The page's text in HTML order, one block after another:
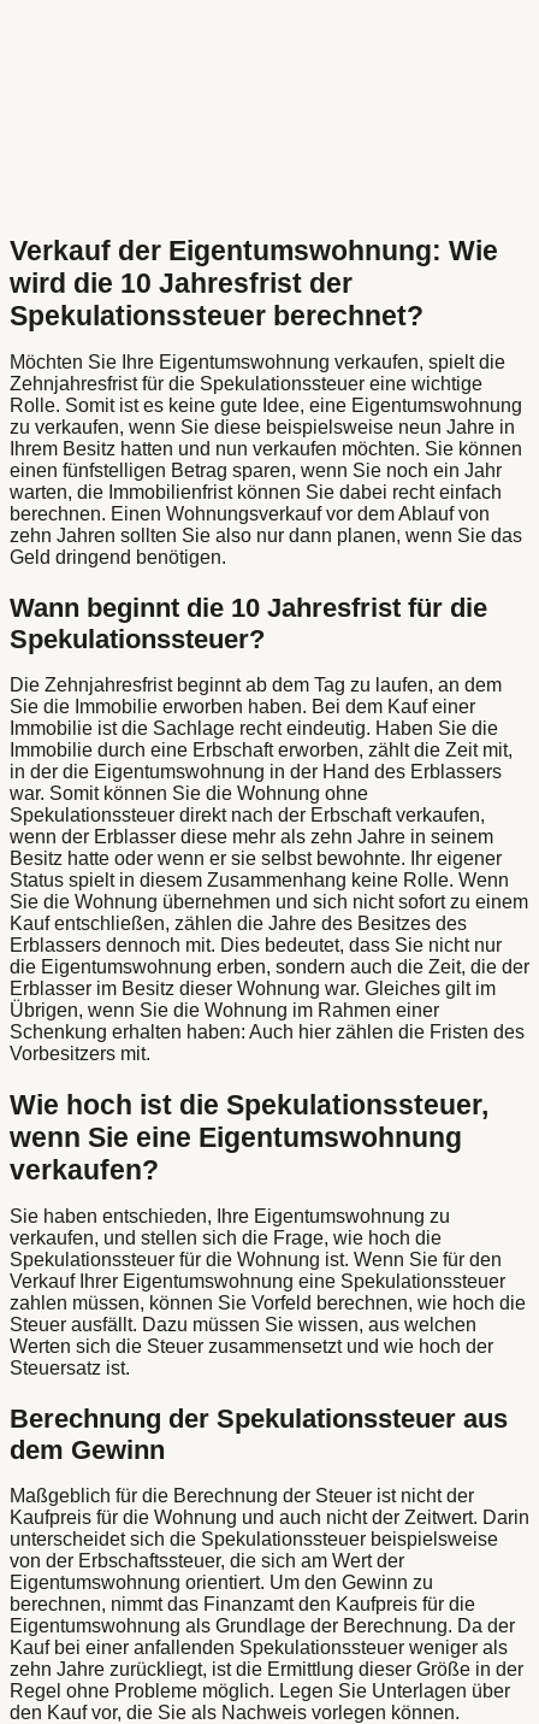
Verkauf der Eigentumswohnung: Wie
wird die 10 Jahresfrist der
Spekulationssteuer berechnet?
Möchten Sie Ihre Eigentumswohnung verkaufen, spielt die
Zehnjahresfrist für die Spekulationssteuer eine wichtige
Rolle. Somit ist es keine gute Idee, eine Eigentumswohnung
zu verkaufen, wenn Sie diese beispielsweise neun Jahre in
Ihrem Besitz hatten und nun verkaufen möchten. Sie können
einen fünfstelligen Betrag sparen, wenn Sie noch ein Jahr
warten, die Immobilienfrist können Sie dabei recht einfach
berechnen. Einen Wohnungsverkauf vor dem Ablauf von
zehn Jahren sollten Sie also nur dann planen, wenn Sie das
Geld dringend benötigen.
Wann beginnt die 10 Jahresfrist für die
Spekulationssteuer?
Die Zehnjahresfrist beginnt ab dem Tag zu laufen, an dem
Sie die Immobilie erworben haben. Bei dem Kauf einer
Immobilie ist die Sachlage recht eindeutig. Haben Sie die
Immobilie durch eine Erbschaft erworben, zählt die Zeit mit,
in der die Eigentumswohnung in der Hand des Erblassers
war. Somit können Sie die Wohnung ohne
Spekulationssteuer direkt nach der Erbschaft verkaufen,
wenn der Erblasser diese mehr als zehn Jahre in seinem
Besitz hatte oder wenn er sie selbst bewohnte. Ihr eigener
Status spielt in diesem Zusammenhang keine Rolle. Wenn
Sie die Wohnung übernehmen und sich nicht sofort zu einem
Kauf entschließen, zählen die Jahre des Besitzes des
Erblassers dennoch mit. Dies bedeutet, dass Sie nicht nur
die Eigentumswohnung erben, sondern auch die Zeit, die der
Erblasser im Besitz dieser Wohnung war. Gleiches gilt im
Übrigen, wenn Sie die Wohnung im Rahmen einer
Schenkung erhalten haben: Auch hier zählen die Fristen des
Vorbesitzers mit.
Wie hoch ist die Spekulationssteuer,
wenn Sie eine Eigentumswohnung
verkaufen?
Sie haben entschieden, Ihre Eigentumswohnung zu
verkaufen, und stellen sich die Frage, wie hoch die
Spekulationssteuer für die Wohnung ist. Wenn Sie für den
Verkauf Ihrer Eigentumswohnung eine Spekulationssteuer
zahlen müssen, können Sie Vorfeld berechnen, wie hoch die
Steuer ausfällt. Dazu müssen Sie wissen, aus welchen
Werten sich die Steuer zusammensetzt und wie hoch der
Steuersatz ist.
Berechnung der Spekulationssteuer aus
dem Gewinn
Maßgeblich für die Berechnung der Steuer ist nicht der
Kaufpreis für die Wohnung und auch nicht der Zeitwert. Darin
unterscheidet sich die Spekulationssteuer beispielsweise
von der Erbschaftssteuer, die sich am Wert der
Eigentumswohnung orientiert. Um den Gewinn zu
berechnen, nimmt das Finanzamt den Kaufpreis für die
Eigentumswohnung als Grundlage der Berechnung. Da der
Kauf bei einer anfallenden Spekulationssteuer weniger als
zehn Jahre zurückliegt, ist die Ermittlung dieser Größe in der
Regel ohne Probleme möglich. Legen Sie Unterlagen über
den Kauf vor, die Sie als Nachweis vorlegen können.